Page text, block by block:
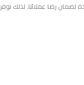
لضمان رضا عملائنا. لذلك نوفر